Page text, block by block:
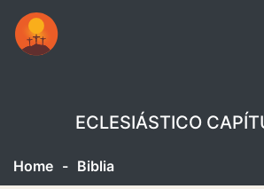
ECLESIÁSTICO
Home - Biblia